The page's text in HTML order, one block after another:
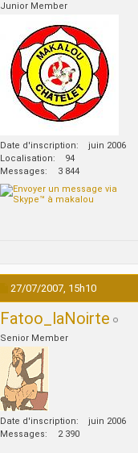
Junior Member
Date d'inscription
juin 2006
Localisation
94
Messages
3 844
27/07/2007, 15h10
Fatoo_laNoirte
Senior Member
Date d'inscription
juin 2006
Messages
2 390